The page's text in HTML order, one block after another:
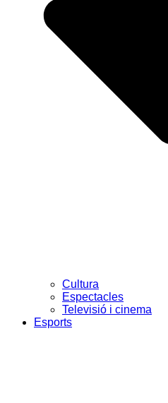
Cultura
Espectacles
Televisió i cinema
Esports